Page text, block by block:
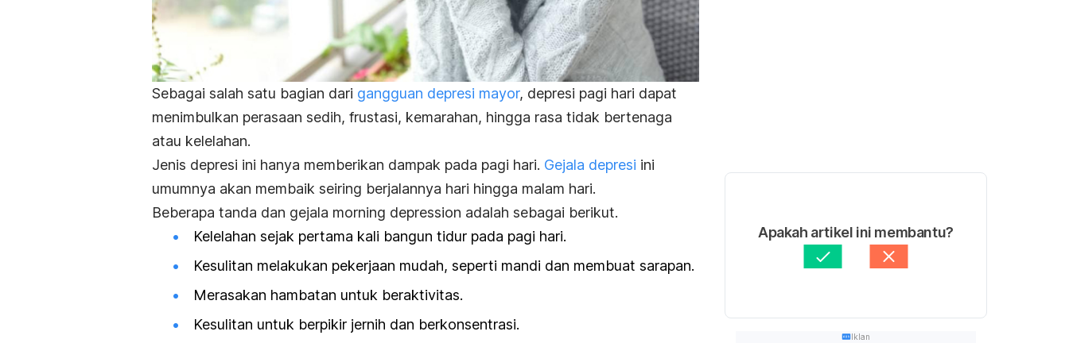
Sebagai salah satu bagian dari gangguan depresi mayor, depresi pagi hari dapat
menimbulkan perasaan sedih, frustasi, kemarahan, hingga rasa tidak bertenaga
atau kelelahan.
Jenis depresi ini hanya memberikan dampak pada pagi hari. Gejala depresi ini
umumnya akan membaik seiring berjalannya hari hingga malam hari.
Beberapa tanda dan gejala morning depression adalah sebagai berikut.
Kelelahan sejak pertama kali bangun tidur pada pagi hari.
Kesulitan melakukan pekerjaan mudah, seperti mandi dan membuat sarapan.
Merasakan hambatan untuk beraktivitas.
Kesulitan untuk berpikir jernih dan berkonsentrasi.
Apakah artikel ini membantu?
Iklan